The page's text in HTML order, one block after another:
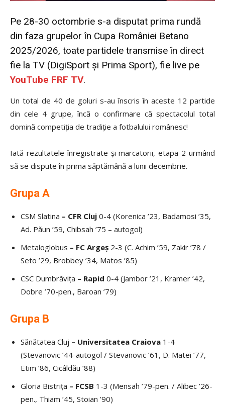
Pe 28-30 octombrie s-a disputat prima rundă
din faza grupelor în Cupa României Betano
2025/2026, toate partidele transmise în direct
fie la TV (DigiSport și Prima Sport), fie live pe
YouTube FRF TV.
Un total de 40 de goluri s-au înscris în aceste 12 partide
din cele 4 grupe, încă o confirmare că spectacolul total
domină competiția de tradiție a fotbalului românesc!
Iată rezultatele înregistrate și marcatorii, etapa 2 urmând
să se dispute în prima săptămână a lunii decembrie.
Grupa A
CSM Slatina – CFR Cluj 0-4 (Korenica ’23, Badamosi ’35,
Ad. Păun ’59, Chibsah ’75 – autogol)
Metaloglobus – FC Argeș 2-3 (C. Achim ’59, Zakir ’78 /
Seto ’29, Brobbey ’34, Matos ’85)
CSC Dumbrăvița – Rapid 0-4 (Jambor ’21, Kramer ’42,
Dobre ’70-pen., Baroan ’79)
Grupa B
Sănătatea Cluj – Universitatea Craiova 1-4
(Stevanovic ’44-autogol / Stevanovic ’61, D. Matei ’77,
Etim ’86, Cicâldău ’88)
Gloria Bistrița – FCSB 1-3 (Mensah ’79-pen. / Alibec ’26-
pen., Thiam ’45, Stoian ’90)